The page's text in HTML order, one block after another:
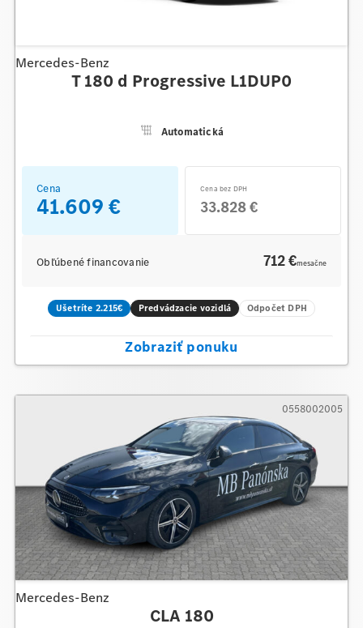
Mercedes-Benz
T 180 d Progressive L1DUP0
Automatická
Cena
41.609 €
Cena bez DPH
33.828 €
Obľúbené financovanie 712 €mesačne
Ušetríte 2.215€ Predvádzacie vozidlá Odpočet DPH
Zobraziť ponuku
Mercedes-Benz
CLA 180
0558002005